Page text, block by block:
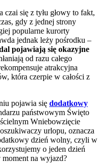
się z tyłu głowy to fakt,
gdy z jednej strony
popularne kurorty
jednak leży pośrodku –
pojawiają się okazyjne
od razu całego
atrakcyjna
która czerpie w całości z
pojawia się dodatkowy
państwowym Święto
Wniebowzięcie
urlopu, oznacza
dzień wolny, czyli w
o jeden dzień
na wyjazd?